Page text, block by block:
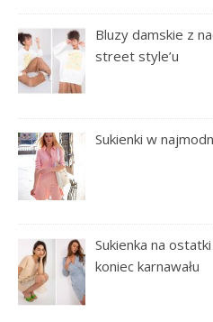
Bluzy damskie z
street style’u
Sukienki w
Sukienka na
koniec karnawału